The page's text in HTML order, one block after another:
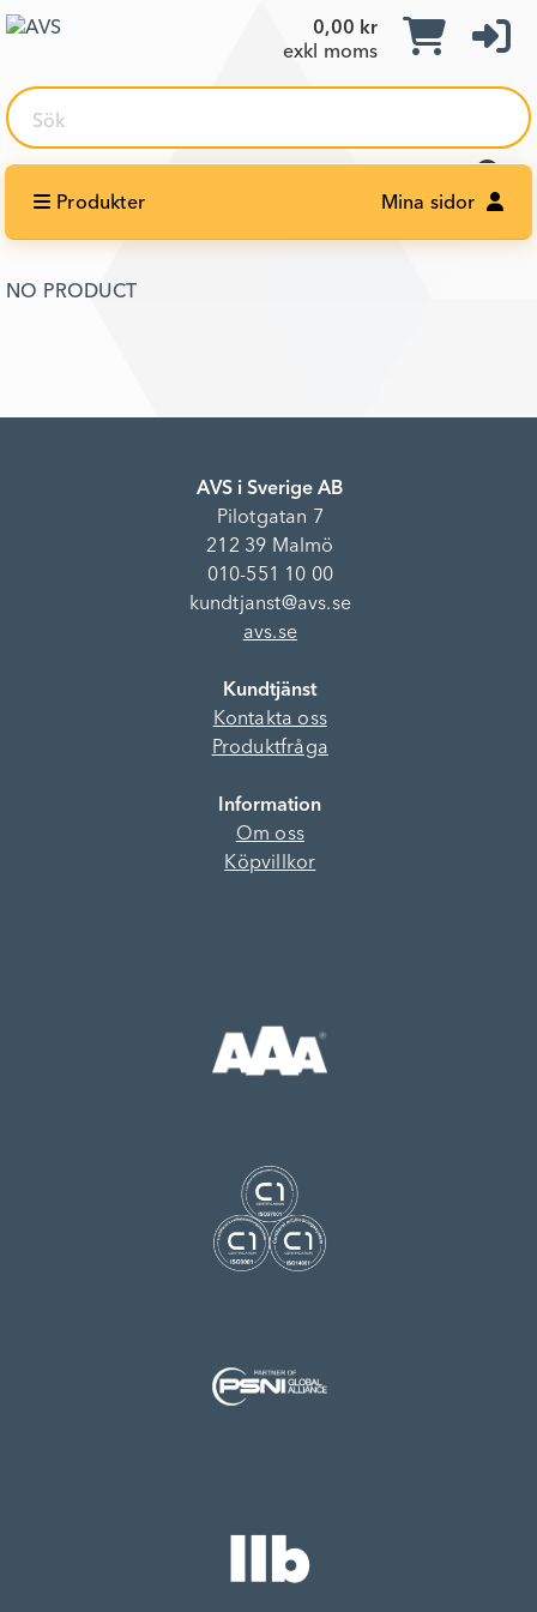
0,00 kr
exkl moms
Sök
Produkter Mina sidor
NO PRODUCT
AVS i Sverige AB
Pilotgatan 7
212 39 Malmö
010-551 10 00
kundtjanst@avs.se
avs.se
Kundtjänst
Kontakta oss
Produktfråga
Information
Om oss
Köpvillkor